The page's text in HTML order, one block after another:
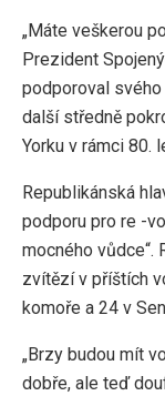
„Máte veškerou
Prezident
podporoval
další středně
Yorku v rámci 80.
Republikánská
podporu pro re -
mocného vůdce“.
zvítězí v příštích
komoře a 24 v
„Brzy budou mít
dobře, ale teď